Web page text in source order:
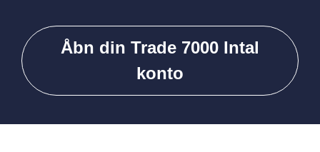
Åbn din Trade 7000 Intal
konto